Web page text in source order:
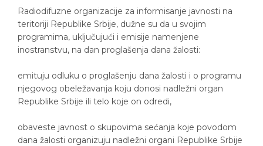
Radiodifuzne organizacije za informisanje javnosti na
teritoriji Republike Srbije, dužne su da u svojim
programima, uključujući i emisije namenjene
inostranstvu, na dan proglašenja dana žalosti:
emituju odluku o proglašenju dana žalosti i o programu
njegovog obeležavanja koju donosi nadležni organ
Republike Srbije ili telo koje on odredi,
obaveste javnost o skupovima sećanja koje povodom
dana žalosti organizuju nadležni organi Republike Srbije